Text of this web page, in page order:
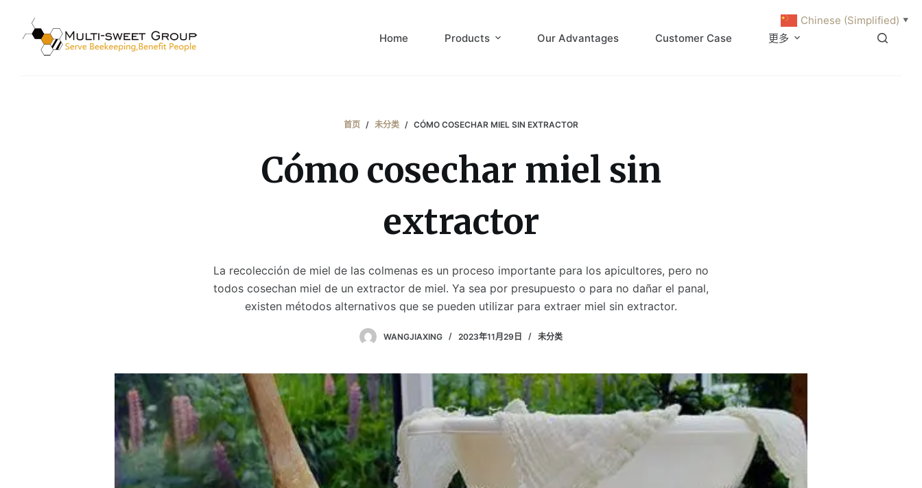
过
Home Products Our Advantages Customer Case 更多
首页 / 未分类 / CÓMO COSECHAR MIEL SIN EXTRACTOR
Cómo cosechar miel sin
extractor
La recolección de miel de las colmenas es un proceso importante para los apicultores, pero no
todos cosechan miel de un extractor de miel. Ya sea por presupuesto o para no dañar el panal,
existen métodos alternativos que se pueden utilizar para extraer miel sin extractor.
WANGJIAXING 2023年11月29日 未分类
Chinese (Simplified) ▼